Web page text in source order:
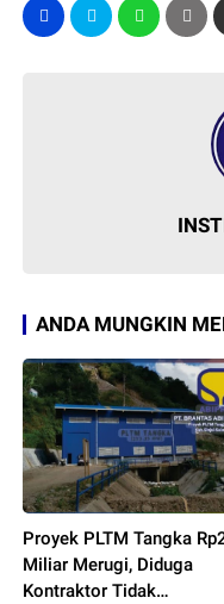
ANDA MUNGKIN
Proyek PLTM Tangka
Miliar Merugi, Diduga
Kontraktor Tidak